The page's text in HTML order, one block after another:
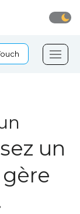
un